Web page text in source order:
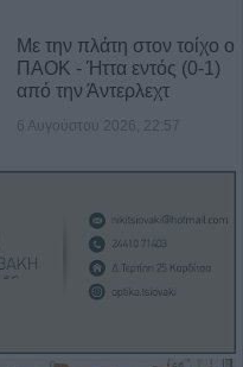
Με την πλάτη στον τοίχο ο
ΠΑΟΚ - Ήττα εντός (0-1)
από την Άντερλεχτ
6 Αυγούστου 2026, 22:57